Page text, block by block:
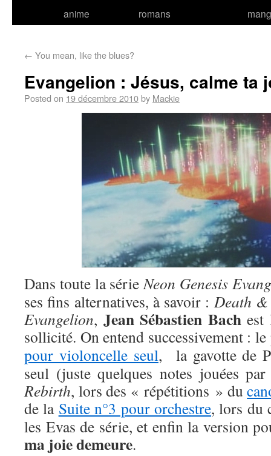
anime
romans
← You mean, like the blues?
Evangelion : Jésus, calme ta
Posted on 19 décembre 2010by Mackie
Dans toute la sérieNeon Genesis
ses fins alternatives, à savoir : Death
Evangelion, Jean Sébastien Bachest
sollicité. On entend successivement :
pour violoncelle seul, la gavotte de
seul (juste quelques notes jouées
Rebirth, lors des « répétitions » du
de la Suite n°3 pour orchestre, lors du
les Evas de série, et enfin la version
ma joie demeure.